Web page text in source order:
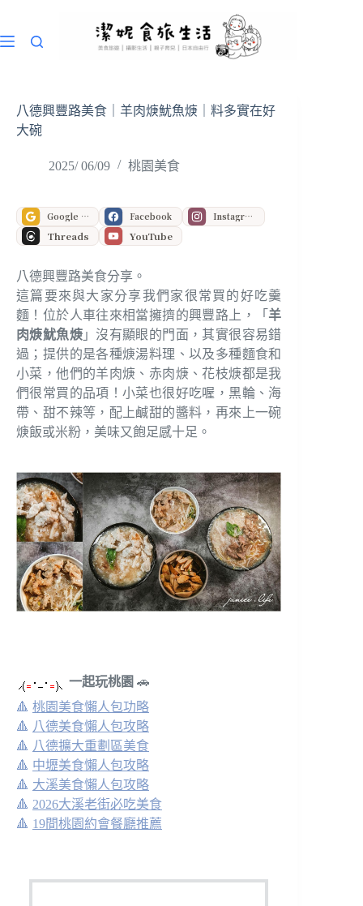
主
八德興豐路美食｜羊肉焿魷魚焿｜料多實在好
大碗
2025/ 06/09 桃園美食
Google 偏好來源 Facebook Instagram
Threads YouTube
八德興豐路美食分享。
這篇要來與大家分享我們家很常買的好吃羹
麵！位於人車往來相當擁擠的興豐路上，「 羊
肉焿魷魚焿」沒有顯眼的門面，其實很容易錯
過；提供的是各種焿湯料理、以及多種麵食和
小菜，他們的羊肉焿、赤肉焿、花枝焿都是我
們很常買的品項！小菜也很好吃喔，黑輪、海
帶、甜不辣等，配上鹹甜的醬料，再來上一碗
焿飯或米粉，美味又飽足感十足。
一起玩桃園 🚗
🔺 桃園美食懶人包功略
🔺 八德美食懶人包攻略
🔺 八德擴大重劃區美食
🔺 中壢美食懶人包攻略
🔺 大溪美食懶人包攻略
🔺 2026大溪老街必吃美食
🔺 19間桃園約會餐廳推薦